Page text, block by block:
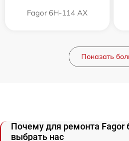
Fagor 6H-114 AX
Показать
Почему для ремонта Fagor
выбрать нас